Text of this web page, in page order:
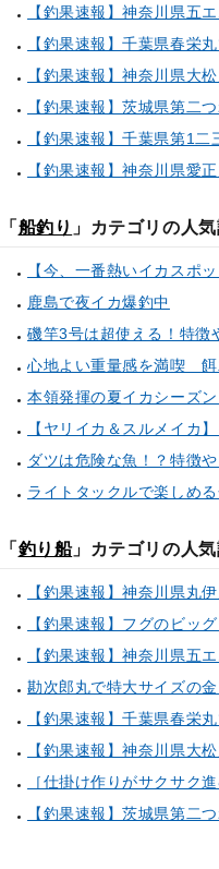
「 船釣り 」カテゴリの人
鹿島で夜イカ爆釣中
心地よい重量感を満喫 餌
本領発揮の夏イカシーズ
ライトタックルで楽しめ
「 釣り船」カテゴリの人